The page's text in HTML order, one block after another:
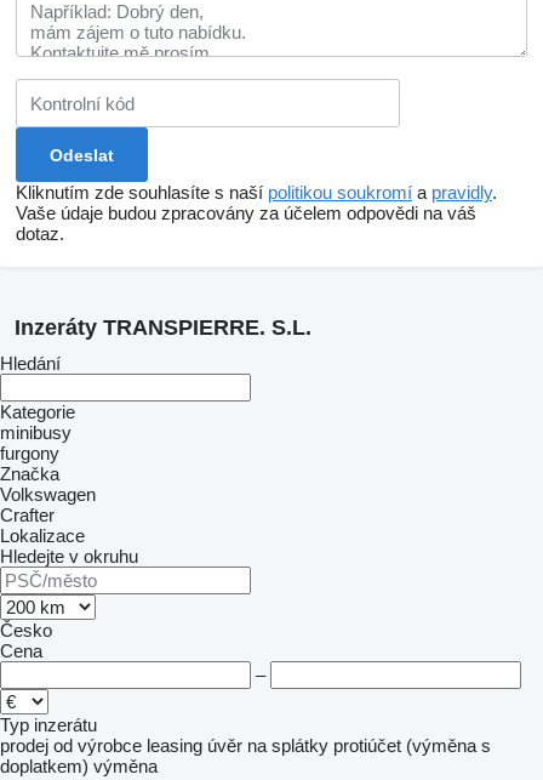
Kliknutím zde souhlasíte s naší politikou soukromí a pravidly.
Vaše údaje budou zpracovány za účelem odpovědi na váš
dotaz.
Inzeráty TRANSPIERRE. S.L.
Hledání
Kategorie
minibusy
furgony
Značka
Volkswagen
Crafter
Lokalizace
Hledejte v okruhu
Česko
Cena
–
Typ inzerátu
prodej od výrobce leasing úvěr na splátky protiúčet (výměna s
doplatkem) výměna